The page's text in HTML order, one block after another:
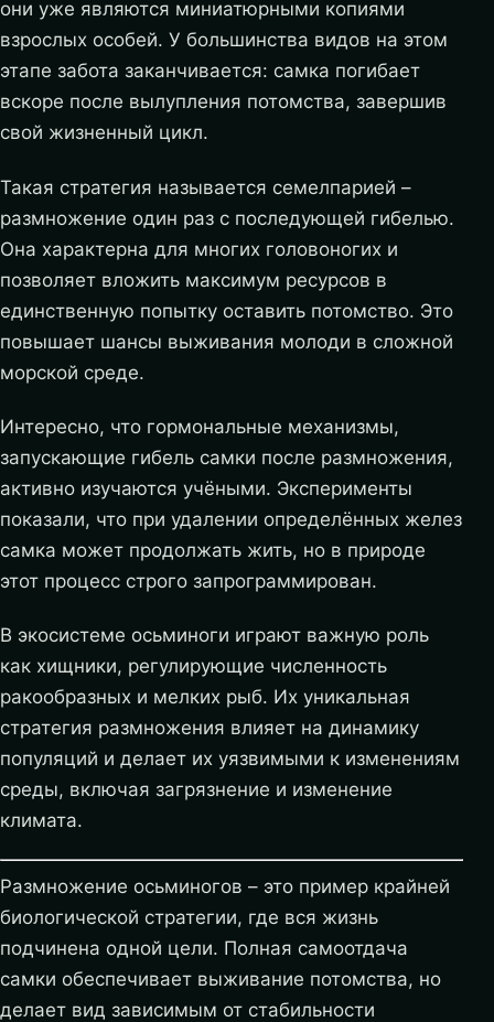
они уже являются миниатюрными копиями
взрослых особей. У большинства видов на этом
этапе забота заканчивается: самка погибает
вскоре после вылупления потомства, завершив
свой жизненный цикл.
Такая стратегия называется семелпарией –
размножение один раз с последующей гибелью.
Она характерна для многих головоногих и
позволяет вложить максимум ресурсов в
единственную попытку оставить потомство. Это
повышает шансы выживания молоди в сложной
морской среде.
Интересно, что гормональные механизмы,
запускающие гибель самки после размножения,
активно изучаются учёными. Эксперименты
показали, что при удалении определённых желез
самка может продолжать жить, но в природе
этот процесс строго запрограммирован.
В экосистеме осьминоги играют важную роль
как хищники, регулирующие численность
ракообразных и мелких рыб. Их уникальная
стратегия размножения влияет на динамику
популяций и делает их уязвимыми к изменениям
среды, включая загрязнение и изменение
климата.
Размножение осьминогов – это пример крайней
биологической стратегии, где вся жизнь
подчинена одной цели. Полная самоотдача
самки обеспечивает выживание потомства, но
делает вид зависимым от стабильности